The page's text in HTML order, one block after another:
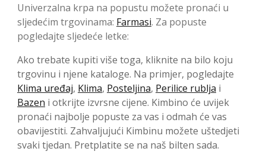
Univerzalna krpa na popustu možete pronaći u
sljedećim trgovinama: Farmasi. Za popuste
pogledajte sljedeće letke:
Ako trebate kupiti više toga, kliknite na bilo koju
trgovinu i njene kataloge. Na primjer, pogledajte
Klima uređaj, Klima, Posteljina, Perilice rublja i
Bazen i otkrijte izvrsne cijene. Kimbino će uvijek
pronaći najbolje popuste za vas i odmah će vas
obavijestiti. Zahvaljujući Kimbinu možete uštedjeti
svaki tjedan. Pretplatite se na naš bilten sada.